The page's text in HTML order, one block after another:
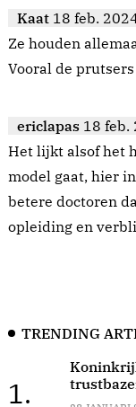
Kaat 18 feb.
Ze houden
Vooral de
ericlapas 18 feb.
Het lijkt alsof het
model gaat, hier
betere doctoren
opleiding en
TRENDING
1.